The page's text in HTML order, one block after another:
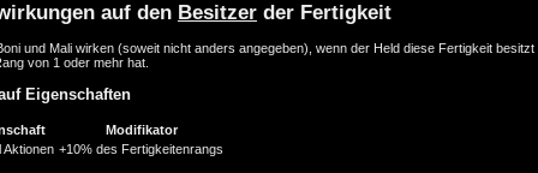
auf den Besitzer der Fertigkeit
und Mali wirken (soweit nicht anders angegeben), wenn der Held diese Fertigkeit besitzt
von 1 oder mehr hat.
Eigenschaften
Modifikator
Aktionen +10% des Fertigkeitenrangs